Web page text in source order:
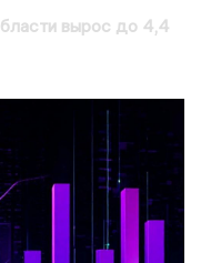
вырос до 4,4